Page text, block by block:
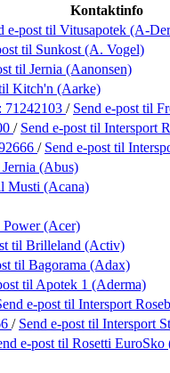
Kontaktinfo
e-post til Vitusapotek (A-
til Sunkost (A. Vogel)
til Jernia (Aanonsen)
Kitch'n (Aarke)
71242103 / Send e-post til
/ Send e-post til Intersport
/ Send e-post til
(Abus)
Musti (Acana)
Power (Acer)
til Brilleland (Activ)
til Bagorama (Adax)
til Apotek 1 (Aderma)
e-post til Intersport
/ Send e-post til Intersport
e-post til Rosetti EuroSko